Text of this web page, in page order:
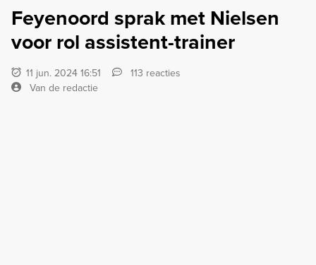
Feyenoord sprak met Nielsen
voor rol assistent-trainer
11 jun. 2024 16:51
113 reacties
Van de redactie